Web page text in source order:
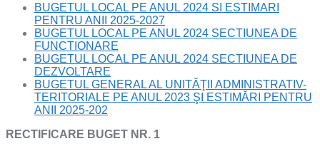
BUGETUL LOCAL PE ANUL 2024 SI ESTIMARI
PENTRU ANII 2025-2027
BUGETUL LOCAL PE ANUL 2024 SECTIUNEA DE
FUNCTIONARE
BUGETUL LOCAL PE ANUL 2024 SECTIUNEA DE
DEZVOLTARE
BUGETUL GENERAL AL UNITĂŢII ADMINISTRATIV-
TERITORIALE PE ANUL 2023 ŞI ESTIMĂRI PENTRU
ANII 2025-202
RECTIFICARE BUGET NR. 1